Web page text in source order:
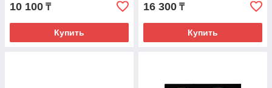
10 100 ₸
Купить
16 300 ₸
Купить